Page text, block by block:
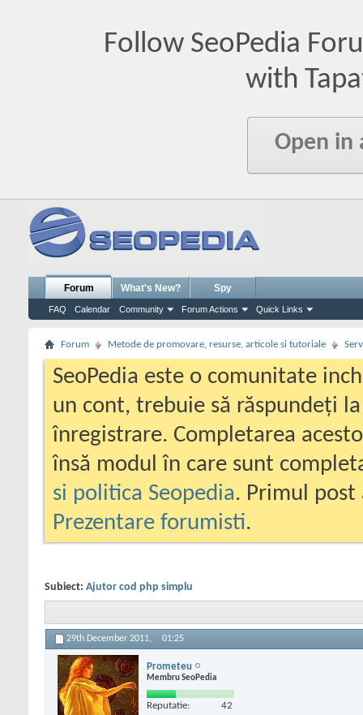
Follow SeoPedia
with
Open in
Forum
FAQ Calendar Community Forum Actions Quick Links
What's New? Spy
Forum Metode de promovare, resurse, articole si tutoriale
SeoPedia este o comunitate
un cont, trebuie să răspundeți
înregistrare. Completarea
însă modul în care sunt
si politica Seopedia. Primul
Prezentare forumisti.
Subiect: Ajutor cod php simplu
29th December 2011, 01:25
Prometeu
Membru SeoPedia
Reputatie: 42